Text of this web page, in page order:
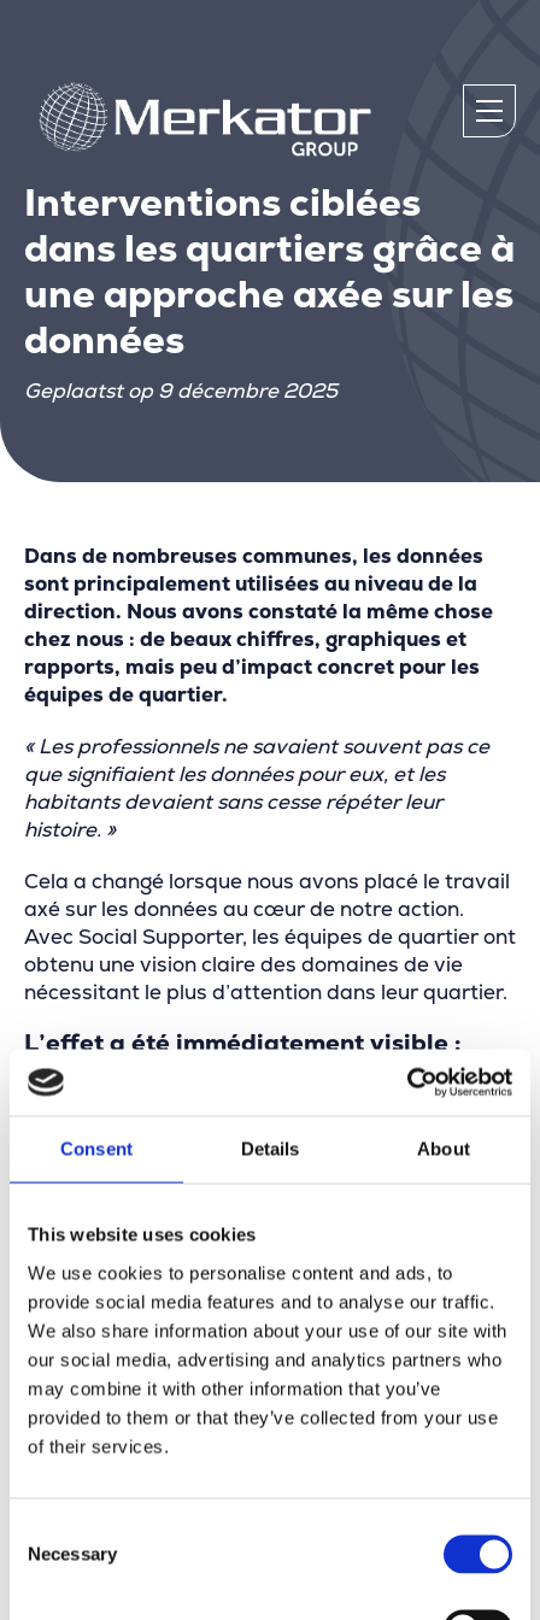
Consent Details About
This website uses cookies
We use cookies to personalise content and ads, to
provide social media features and to analyse our traffic.
We also share information about your use of our site with
our social media, advertising and analytics partners who
may combine it with other information that you’ve
provided to them or that they’ve collected from your use
of their services.
Selection
Necessary
Interventions ciblées
dans les quartiers grâce à
une approche axée sur les
données
Geplaatst op 9 décembre 2025
Dans de nombreuses communes, les données
sont principalement utilisées au niveau de la
direction. Nous avons constaté la même chose
chez nous : de beaux chiffres, graphiques et
rapports, mais peu d’impact concret pour les
équipes de quartier.
« Les professionnels ne savaient souvent pas ce
que signifiaient les données pour eux, et les
habitants devaient sans cesse répéter leur
histoire. »
Cela a changé lorsque nous avons placé le travail
axé sur les données au cœur de notre action.
Avec Social Supporter, les équipes de quartier ont
obtenu une vision claire des domaines de vie
nécessitant le plus d’attention dans leur quartier.
L’effet a été immédiatement visible :
Dans les quartiers où des problèmes financiers
coaching budgétaire ont été mis en place.
Résultat : la proportion d’habitants concernés
34 % à 20 %.
Dans un quartier marqué par l’isolement, des
projets d’activités de jour pour les plus de 65
ans ont été lancés, ce qui a réduit la demande
de soins formels de 15 % et permis à la
commune d’économiser 75 000 €.
Les professionnels se sont approprié les
données et ont pu prendre de meilleures
décisions sur la façon et le lieu d’investir leur
Les données ne prennent tout leur sens que